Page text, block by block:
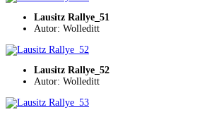
Lausitz Rallye_51
Autor: Wolleditt
Lausitz Rallye_52
Autor: Wolleditt